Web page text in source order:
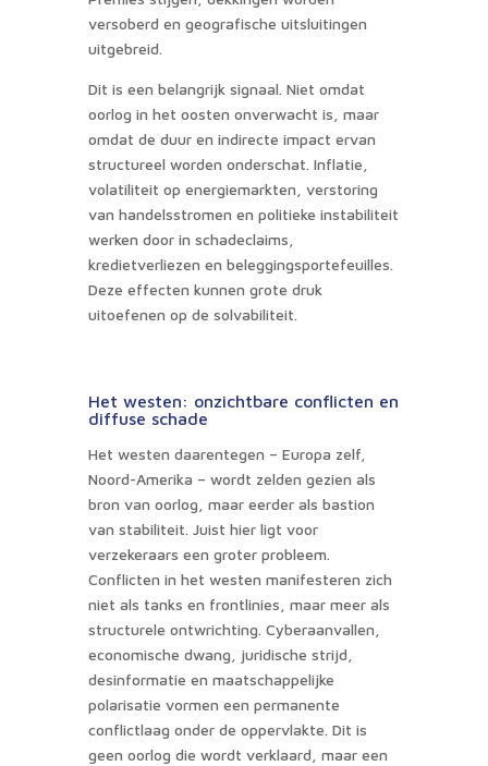
versoberd en geografische uitsluitingen
uitgebreid.
Dit is een belangrijk signaal. Niet omdat
oorlog in het oosten onverwacht is, maar
omdat de duur en indirecte impact ervan
structureel worden onderschat. Inflatie,
volatiliteit op energiemarkten, verstoring
van handelsstromen en politieke instabiliteit
werken door in schadeclaims,
kredietverliezen en beleggingsportefeuilles.
Deze effecten kunnen grote druk
uitoefenen op de solvabiliteit.
Het westen: onzichtbare conflicten en
diffuse schade
Het westen daarentegen – Europa zelf,
Noord-Amerika – wordt zelden gezien als
bron van oorlog, maar eerder als bastion
van stabiliteit. Juist hier ligt voor
verzekeraars een groter probleem.
Conflicten in het westen manifesteren zich
niet als tanks en frontlinies, maar meer als
structurele ontwrichting. Cyberaanvallen,
economische dwang, juridische strijd,
desinformatie en maatschappelijke
polarisatie vormen een permanente
conflictlaag onder de oppervlakte. Dit is
geen oorlog die wordt verklaard, maar een